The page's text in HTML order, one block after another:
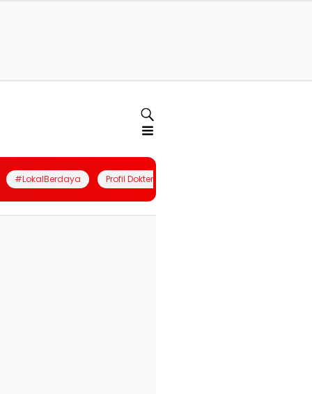
#LokalBerdaya Profil Dokter